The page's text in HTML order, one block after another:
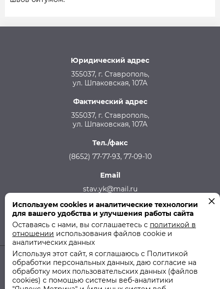
Юридический адрес
355037, г. Ставрополь,
ул. Шпаковская, 107А
Фактический адрес
355037, г. Ставрополь,
ул. Шпаковская, 107А
Тел./факс
(8652) 77-77-93, 77-09-10
Email
stav.yk@mail.ru
Телефон аварийной службы
215-957, 8-928-301-92-08 (круглосуточно)
© 2011-2026 ООО "СТУК" | ООО "Ставропольская Управляющая
Используем cookies и аналитические технологии
для вашего удобства и улучшения работы сайта
Оставаясь с нами, вы соглашаетесь с политикой в
отношении использования файлов cookie и
аналитических данных
Используя этот сайт, я соглашаюсь с Политикой
обработки персональных данных, даю согласие на
обработку моих пользовательских данных (файлов
cookies) с помощью системы веб-аналитики